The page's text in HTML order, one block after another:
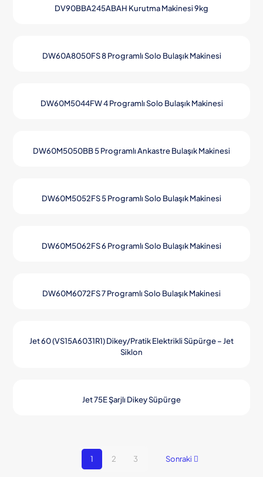
DV90BBA245ABAH Kurutma Makinesi 9kg
DW60A8050FS 8 Programlı Solo Bulaşık Makinesi
DW60M5044FW 4 Programlı Solo Bulaşık Makinesi
DW60M5050BB 5 Programlı Ankastre Bulaşık Makinesi
DW60M5052FS 5 Programlı Solo Bulaşık Makinesi
DW60M5062FS 6 Programlı Solo Bulaşık Makinesi
DW60M6072FS 7 Programlı Solo Bulaşık Makinesi
Jet 60 (VS15A6031R1) Dikey/Pratik Elektrikli Süpürge – Jet
Siklon
Jet 75E Şarjlı Dikey Süpürge
1 2 3 Sonraki